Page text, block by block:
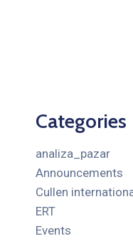
Categories
analiza_pazar
Announcements
Cullen
ERT
Events